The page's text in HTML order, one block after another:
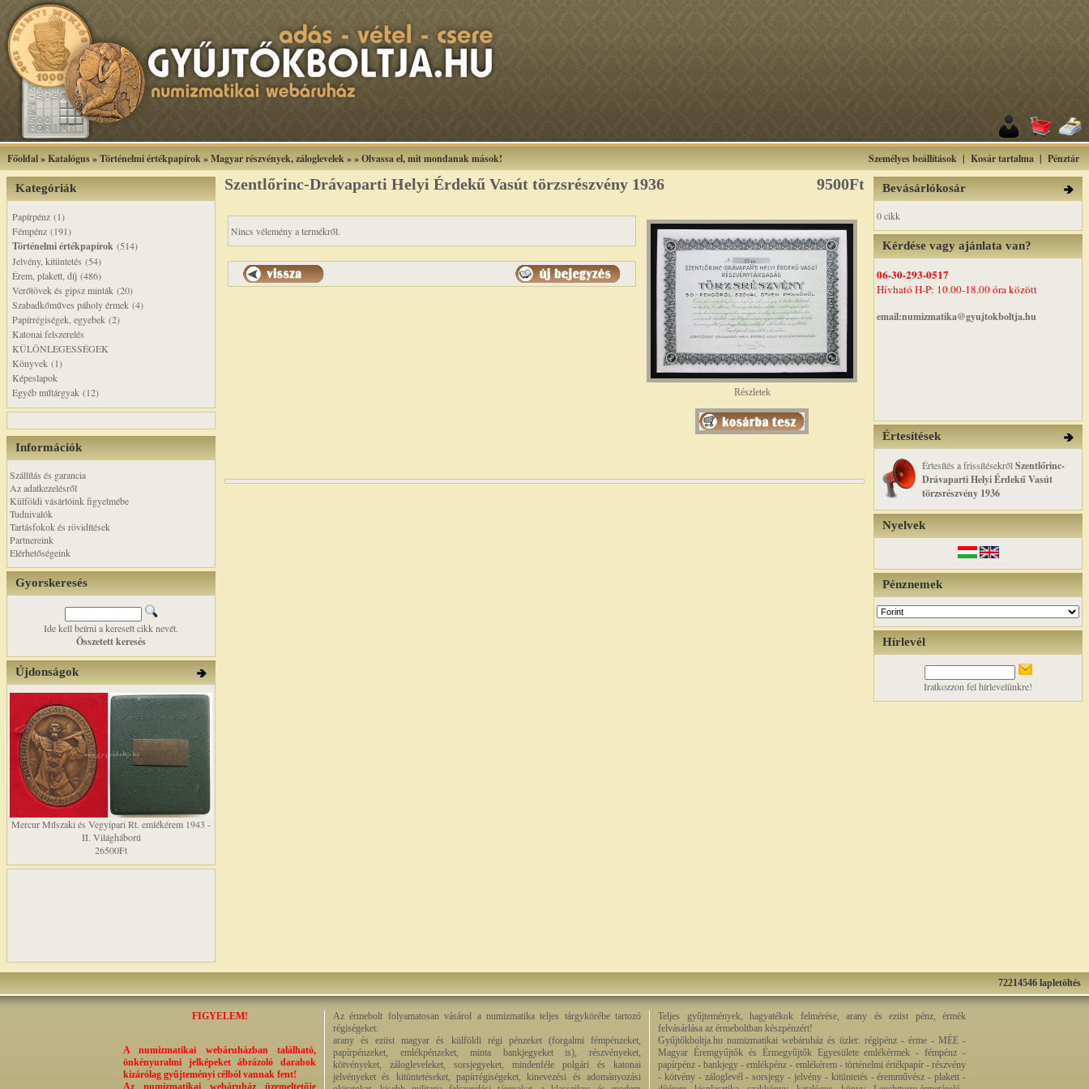
Főoldal»Katalógus»Történelmi értékpapírok»Magyar részvények, záloglevelek»»Olvassa el, mit mondanak mások! Személyes beállítások | Kosár tartalma | Pénztár
Kategóriák
Papírpénz (1)
Fémpénz (191)
Történelmi értékpapírok (514)
Jelvény, kitüntetés (54)
Érem, plakett, díj (486)
Verőtövek és gipsz minták (20)
Szabadkőműves páholy érmek (4)
Papírrégiségek, egyebek (2)
Katonai felszerelés
KÜLÖNLEGESSÉGEK
Könyvek (1)
Képeslapok
Egyéb műtárgyak (12)
Információk
Szállítás és garancia
Az adatkezelésről
Külföldi vásárlóink figyelmébe
Tudnivalók
Tartásfokok és rövidítések
Partnereink
Elérhetőségeink
Gyorskeresés
Ide kell beírni a keresett cikk nevét.
Összetett keresés
Újdonságok
Mercur Műszaki és Vegyipari Rt. emlékérem 1943 -
II. Világháború
26500Ft
Szentlőrinc-Drávaparti Helyi Érdekű Vasút törzsrészvény 1936 9500Ft
Nincs vélemény a termékről.
Részletek
Bevásárlókosár
0 cikk
Kérdése vagy ajánlata van?
06-30-293-0517
Hívható H-P: 10.00-18.00 óra között
email:numizmatika@gyujtokboltja.hu
Értesítések
Értesítés a frissítésekről Szentlőrinc-
Drávaparti Helyi Érdekű Vasút
törzsrészvény 1936
Nyelvek
Pénznemek
Hírlevél
Iratkozzon fel hírlevelünkre!
72214546 lapletöltés
FIGYELEM!
A numizmatikai webáruházban található,
önkényuralmi jelképeket ábrázoló darabok
kizárólag gyűjteményi célból vannak fent!
Az numizmatikai webáruház üzemeltetője
Az érmebolt folyamatosan vásárol a numizmatika teljes tárgykörébe tartozó
régiségeket:
arany és ezüst magyar és külföldi régi pénzeket (forgalmi fémpénzeket,
papírpénzeket, emlékpénzeket, minta bankjegyeket is), részvényeket,
kötvényeket, zálogleveleket, sorsjegyeket, mindenféle polgári és katonai
jelvényeket és kitüntetéseket, papírrégiségeket, kinevezési és adományozási
Teljes gyűjtemények, hagyatékok felmérése, arany és ezüst pénz, érmék
felvásárlása az érmeboltban készpénzért!
Gyűjtőkboltja.hu numizmatikai webáruház és üzlet: régipénz - érme - MÉE -
Magyar Éremgyűjtők és Érmegyűjtők Egyesülete emlékérmek - fémpénz -
papírpénz - bankjegy - emlékpénz - emlékérem - történelmi értékpapír - részvény
- kötvény - záloglevél - sorsjegy - jelvény - kitüntetés - éremművész - plakett -